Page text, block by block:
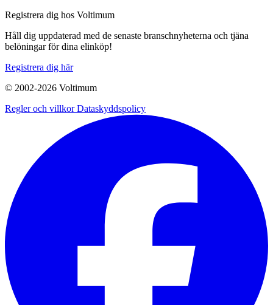
Registrera dig hos Voltimum
Håll dig uppdaterad med de senaste branschnyheterna och tjäna
belöningar för dina elinköp!
Registrera dig här
© 2002-2026 Voltimum
Regler och villkorDataskyddspolicy